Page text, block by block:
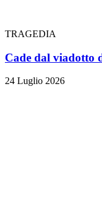
TRAGEDIA
Cade dal viadotto
24 Luglio 2026